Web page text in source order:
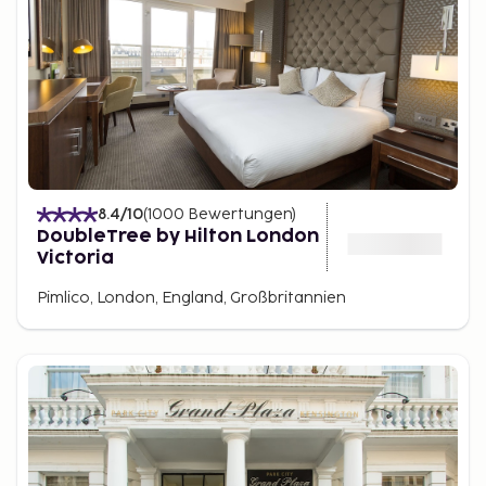
Shopping-Möglichkeiten und Aktivitäten gibt es für
jeden etwas zu erleben – egal, ob Sie London für ein
Wochenende oder einen längeren Aufenthalt
besuchen.
8.4/10(1000 Bewertungen)
DoubleTree by Hilton London
Victoria
Pimlico, London, England, Großbritannien